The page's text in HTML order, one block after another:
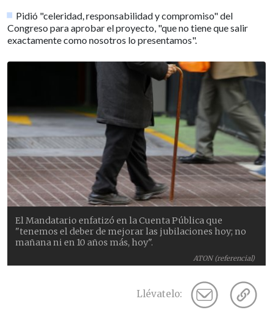
Pidió "celeridad, responsabilidad y compromiso" del
Congreso para aprobar el proyecto, "que no tiene que salir
exactamente como nosotros lo presentamos".
ATON (referencial)
El Mandatario enfatizó en la Cuenta Pública que
"tenemos el deber de mejorar las jubilaciones hoy; no
mañana ni en 10 años más, hoy".
Llévatelo: